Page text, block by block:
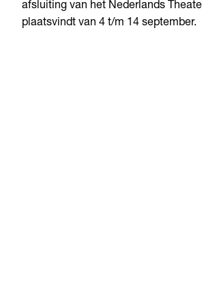
afsluiting van het Nederlands
plaatsvindt van 4 t/m 14 september.